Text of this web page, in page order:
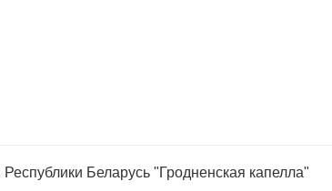
Беларусь "Гродненская капелла"